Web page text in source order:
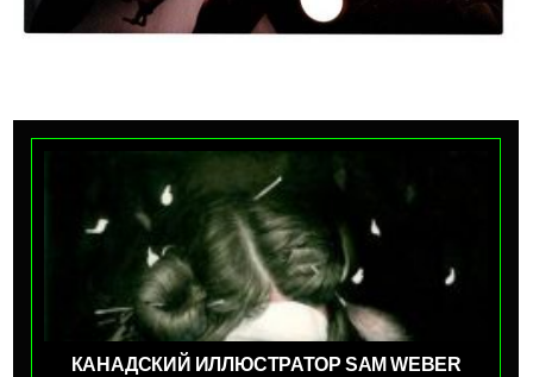
КАНАДСКИЙ ИЛЛЮСТРАТОР SAM WEBER